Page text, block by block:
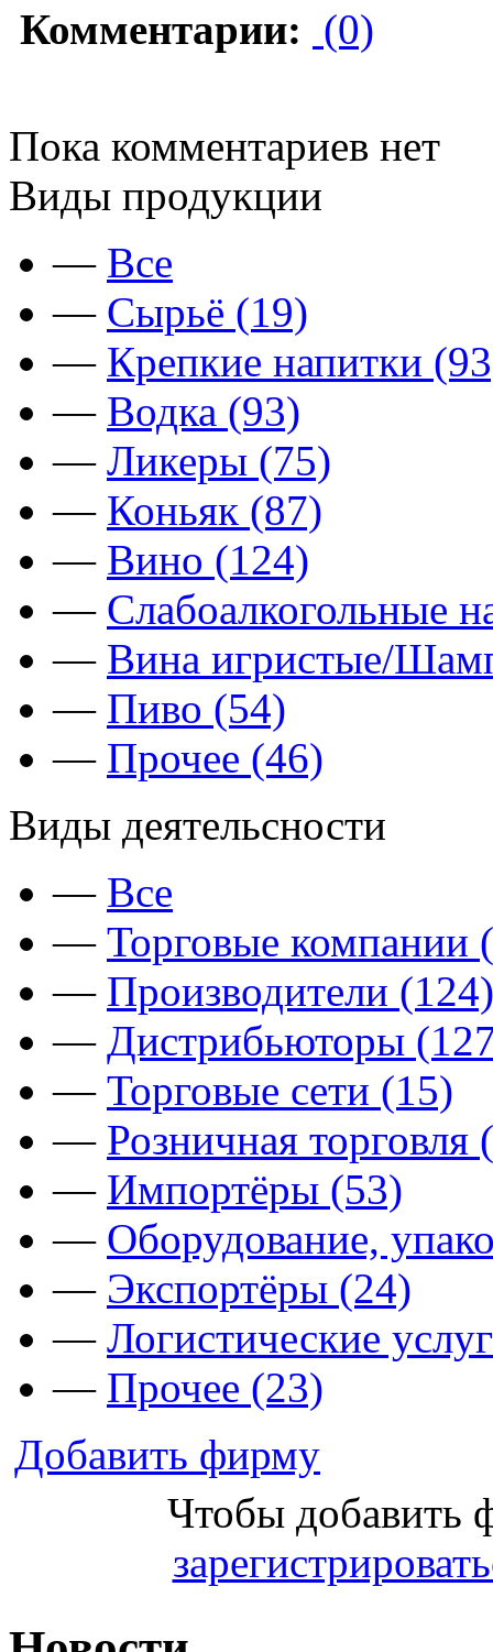
Комментарии: (0)
Пока комментариев нет
Виды продукции
— Все
— Сырьё (19)
— Крепкие напитки
— Водка (93)
— Ликеры (75)
— Коньяк (87)
— Вино (124)
— Слабоалкогольные
— Вина игристые/
— Пиво (54)
— Прочее (46)
Виды деятельсности
— Все
— Торговые компании
— Производители (124)
— Дистрибьюторы
— Торговые сети (15)
— Розничная торговля
— Импортёры (53)
— Оборудование,
— Экспортёры (24)
— Логистические
— Прочее (23)
Добавить фирму
Чтобы добавить